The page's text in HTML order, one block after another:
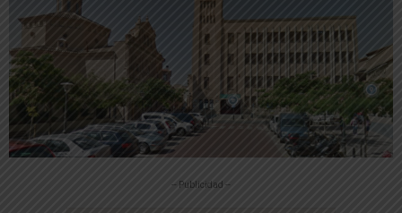
-- Publicidad --